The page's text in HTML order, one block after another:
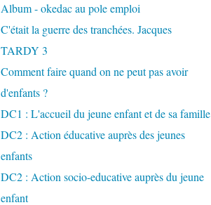
Album - okedac au pole emploi
C'était la guerre des tranchées. Jacques
TARDY 3
Comment faire quand on ne peut pas avoir
d'enfants ?
DC1 : L'accueil du jeune enfant et de sa famille
DC2 : Action éducative auprès des jeunes
enfants
DC2 : Action socio-educative auprès du jeune
enfant